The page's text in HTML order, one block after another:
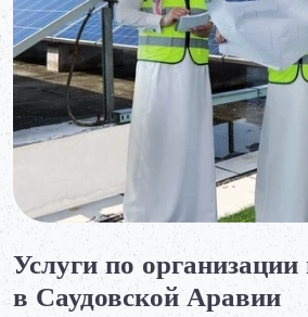
Услуги по организации
в Саудовской Аравии